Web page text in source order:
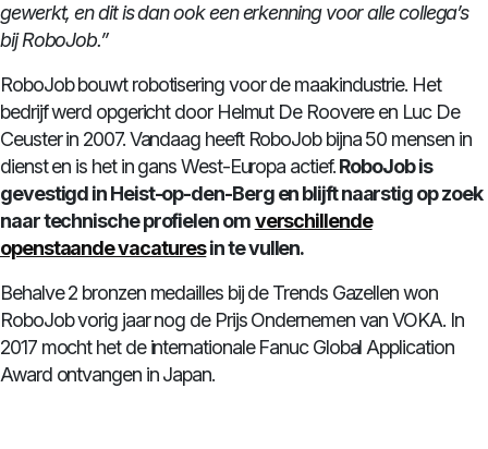
gewerkt, en dit is dan ook een erkenning voor alle collega’s
bij RoboJob.”
RoboJob bouwt robotisering voor de maakindustrie. Het
bedrijf werd opgericht door Helmut De Roovere en Luc De
Ceuster in 2007. Vandaag heeft RoboJob bijna 50 mensen in
dienst en is het in gans West-Europa actief.RoboJob is
gevestigd in Heist-op-den-Berg en blijft naarstig op zoek
naar technische profielen om verschillende
openstaande vacaturesin te vullen.
Behalve 2 bronzen medailles bij de Trends Gazellen won
RoboJob vorig jaar nog de Prijs Ondernemen van VOKA. In
2017 mocht het de internationale Fanuc Global Application
Award ontvangen in Japan.